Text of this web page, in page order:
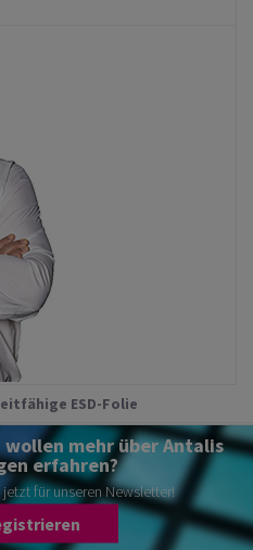
ESD-Folie
mehr über Antalis
erfahren?
für unseren Newsletter!